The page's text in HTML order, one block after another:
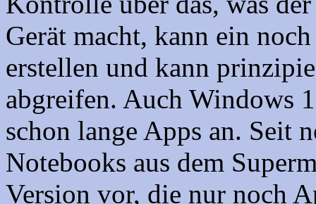
Gerät macht, kann ein
erstellen und kann
abgreifen. Auch Windows
schon lange Apps an. Seit
Notebooks aus dem
Version vor, die nur noch